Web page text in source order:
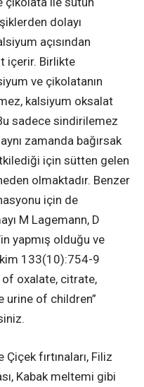
dolayı
açısından
içerir. Birlikte
ve çikolatanın
kalsiyum oksalat
sadece sindirilemez
zamanda bağırsak
için sütten gelen
olmaktadır. Benzer
için de
M Lagemann, D
yapmış olduğu ve
133(10):754-9
oxalate, citrate,
urine of children”
fırtınaları, Filiz
Kabak meltemi gibi